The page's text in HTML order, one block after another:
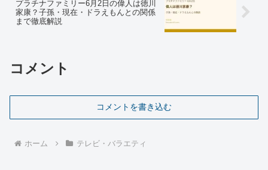
プラチナファミリー6月2日の偉人は徳川
家康？子孫・現在・ドラえもんとの関係
まで徹底解説
コメント
コメントを書き込む
ホーム テレビ・バラエティ